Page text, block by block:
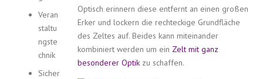
Veran
staltu
ngste
chnik
Sicher
Optisch erinnern diese entfernt an einen großen
Erker und lockern die rechteckige Grundfläche
des Zeltes auf. Beides kann miteinander
kombiniert werden um ein Zelt mit ganz
besonderer Optik zu schaffen.